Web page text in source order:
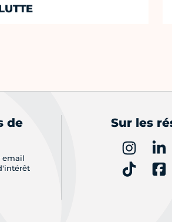
de
email
Sur les